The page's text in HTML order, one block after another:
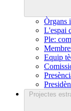
Òrgans
L'espai
Ple:
Equip
Projectes